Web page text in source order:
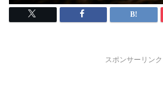
スポンサーリンク